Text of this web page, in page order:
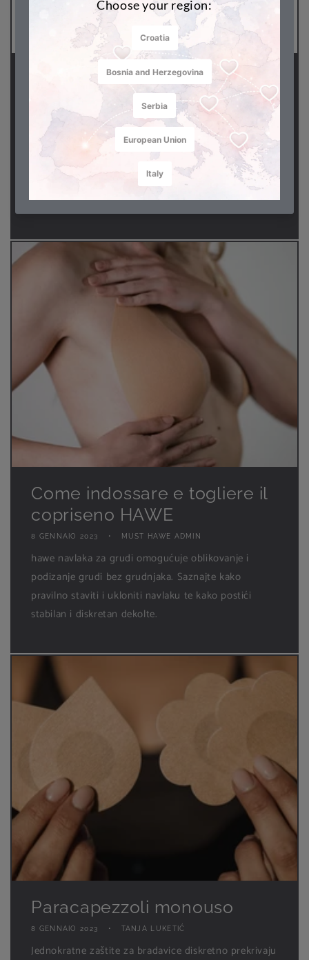
Come indossare e rimuovere
le cinghie pettorali...
8 GENNAIO 2023 TANJA LUKETIĆ
Tieni presente che questo prodotto regge sul serio! È
importante seguire tutte le istruzioni e utilizzare il
prodotto con cautela. Se avete domande, siamo qui
per voi a: podrska@musthawe.com
Come indossare e togliere il
copriseno HAWE
8 GENNAIO 2023 MUST HAWE ADMIN
hawe navlaka za grudi omogućuje oblikovanje i
podizanje grudi bez grudnjaka. Saznajte kako
pravilno staviti i ukloniti navlaku te kako postići
stabilan i diskretan dekolte.
Paracapezzoli monouso
8 GENNAIO 2023 TANJA LUKETIĆ
Jednokratne zaštite za bradavice diskretno prekrivaju